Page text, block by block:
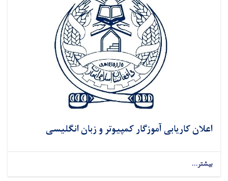
اعلان کاریابی آموزگار کمپیوتر و زبان انگلیسی
بیشتر...